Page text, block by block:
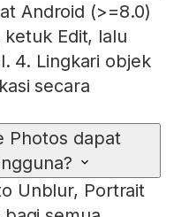
Android (>=8.0)
ketuk Edit, lalu
4. Lingkari objek
secara
Photos dapat
Unblur, Portrait